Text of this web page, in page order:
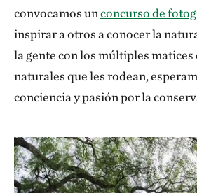
convocamos unconcurso de
inspirar a otros a conocer la
la gente con los múltiples matices
naturales que les rodean,
conciencia y pasión por la